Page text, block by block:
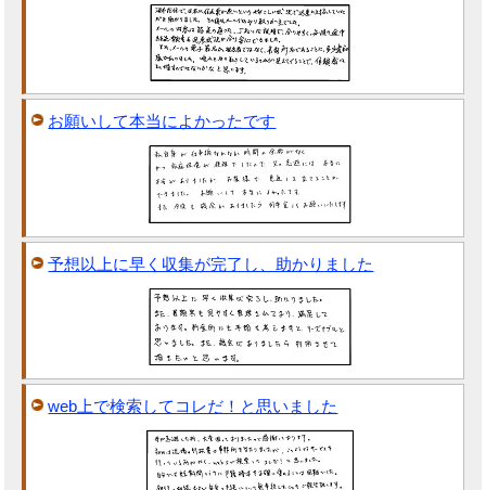
お願いして本当によかったです
予想以上に早く収集が完了し、助かりました
web上で検索してコレだ！と思いました